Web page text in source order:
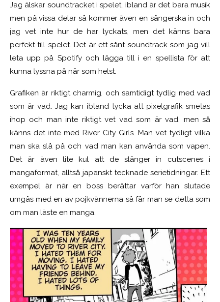
Jag älskar soundtracket i spelet, ibland är det bara musik
men på vissa delar så kommer även en sångerska in och
jag vet inte hur de har lyckats, men det känns bara
perfekt till spelet. Det är ett sånt soundtrack som jag vill
leta upp på Spotify och lägga till i en spellista för att
kunna lyssna på när som helst.
Grafiken är riktigt charmig, och samtidigt tydlig med vad
som är vad. Jag kan ibland tycka att pixelgrafik smetas
ihop och man inte riktigt vet vad som är vad, men så
känns det inte med River City Girls. Man vet tydligt vilka
man ska slå på och vad man kan använda som vapen.
Det är även lite kul att de slänger in cutscenes i
mangaformat, alltså japanskt tecknade serietidningar. Ett
exempel är när en boss berättar varför han slutade
umgås med en av pojkvännerna så får man se detta som
om man läste en manga.